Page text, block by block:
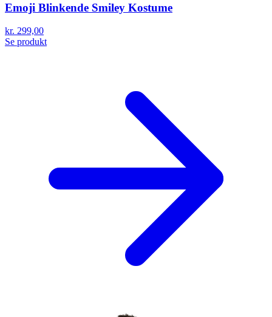
Emoji Blinkende Smiley Kostume
kr. 299,00
Se produkt